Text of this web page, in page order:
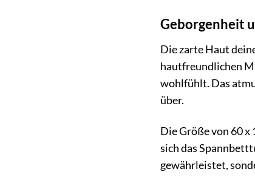
Geborgenheit
Die zarte Haut
hautfreundlichen
wohlfühlt. Das
über.
Die Größe von 60
sich das
gewährleistet,